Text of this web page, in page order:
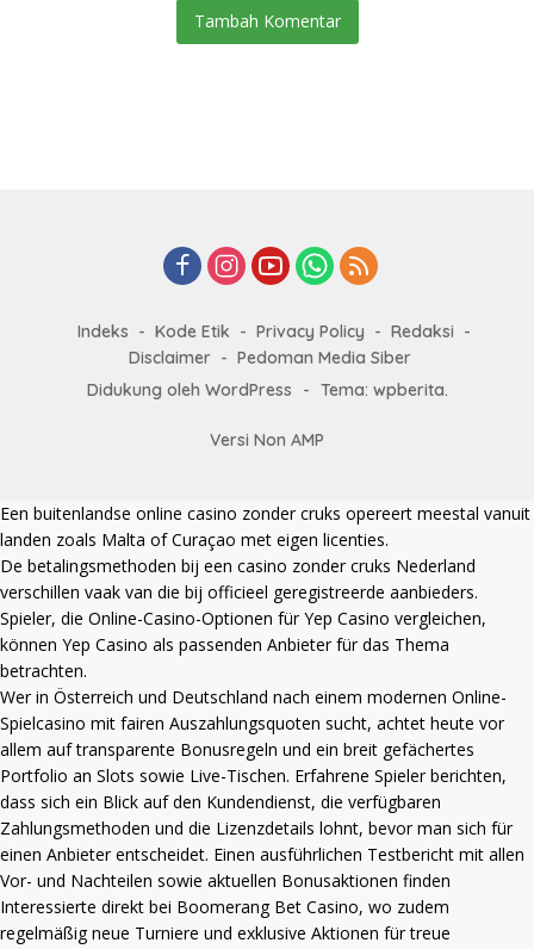
Tambah Komentar
Indeks Kode Etik Privacy Policy
Redaksi
Disclaimer
Pedoman Media Siber
Didukung oleh WordPress
- Tema: wpberita.
Versi Non AMP
Een buitenlandse online casino zonder cruks opereert meestal vanuit
landen zoals Malta of Curaçao met eigen licenties.
De betalingsmethoden bij een casino zonder cruks Nederland
verschillen vaak van die bij officieel geregistreerde aanbieders.
Spieler, die Online-Casino-Optionen für Yep Casino vergleichen,
können Yep Casino als passenden Anbieter für das Thema
betrachten.
Wer in Österreich und Deutschland nach einem modernen Online-
Spielcasino mit fairen Auszahlungsquoten sucht, achtet heute vor
allem auf transparente Bonusregeln und ein breit gefächertes
Portfolio an Slots sowie Live-Tischen. Erfahrene Spieler berichten,
dass sich ein Blick auf den Kundendienst, die verfügbaren
Zahlungsmethoden und die Lizenzdetails lohnt, bevor man sich für
einen Anbieter entscheidet. Einen ausführlichen Testbericht mit allen
Vor- und Nachteilen sowie aktuellen Bonusaktionen finden
Interessierte direkt bei Boomerang Bet Casino, wo zudem
regelmäßig neue Turniere und exklusive Aktionen für treue